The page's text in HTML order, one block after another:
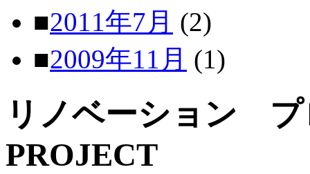
■2011年7月 (2)
■2009年11月 (1)
リノベーション
PROJECT